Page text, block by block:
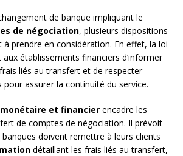
de banque impliquant le
de négociation, plusieurs dispositions
prendre en considération. En effet, la loi
établissements financiers d’informer
liés au transfert et de respecter
assurer la continuité du service.
monétaire et financier encadre les
de comptes de négociation. Il prévoit
doivent remettre à leurs clients
détaillant les frais liés au transfert,